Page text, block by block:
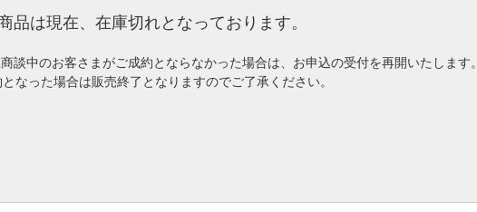
品は現在、在庫切れとなっております。
談中のお客さまがご成約とならなかった場合は、お申込の受付を再開いたします。
となった場合は販売終了となりますのでご了承ください。